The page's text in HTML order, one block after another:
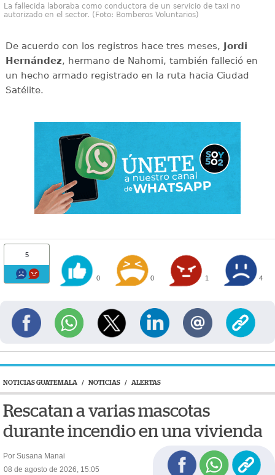
La fallecida laboraba como conductora de un servicio de taxi no
autorizado en el sector. (Foto: Bomberos Voluntarios)
De acuerdo con los registros hace tres meses, Jordi
Hernández, hermano de Nahomi, también falleció en
un hecho armado registrado en la ruta hacia Ciudad
Satélite.
5
0 0 1 4
NOTICIAS GUATEMALA / NOTICIAS / ALERTAS
Rescatan a varias mascotas
durante incendio en una vivienda
Por Susana Manai
08 de agosto de 2026, 15:05